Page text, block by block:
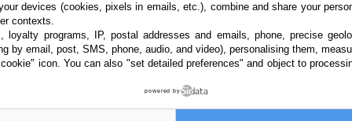
devices (cookies, pixels in emails, etc.), combine and share your
contexts.
loyalty programs, IP, postal addresses and emails, phone, precise
by email, post, SMS, phone, audio, and video), personalising them,
icon. You can also "set detailed preferences" and object to
powered by